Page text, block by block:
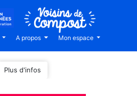
A propos Mon espace
Plus d'infos